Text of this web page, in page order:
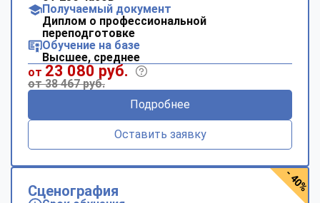
Получаемый документ
Диплом о профессиональной
переподготовке
Обучение на базе
Высшее, среднее
от 23 080 руб.
от 38 467 руб.
Подробнее
Оставить заявку
Сценография - 40%